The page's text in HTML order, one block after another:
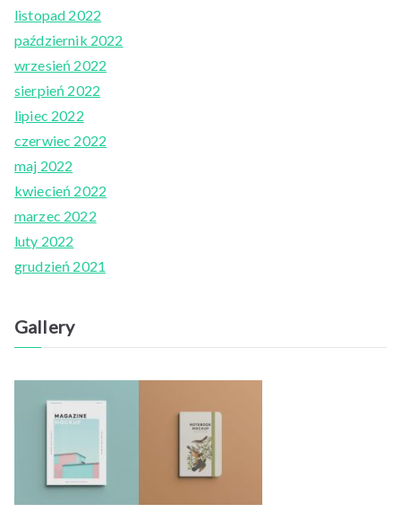
listopad 2022
październik 2022
wrzesień 2022
sierpień 2022
lipiec 2022
czerwiec 2022
maj 2022
kwiecień 2022
marzec 2022
luty 2022
grudzień 2021
Gallery